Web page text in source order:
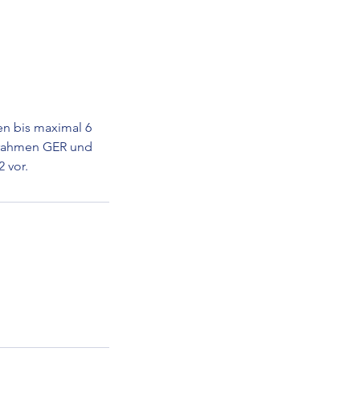
bis maximal 6
GER und
vor.